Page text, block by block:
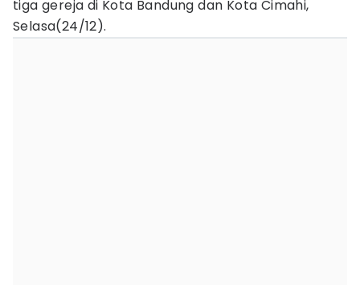
tiga gereja di Kota Bandung dan Kota Cimahi,
Selasa(24/12).